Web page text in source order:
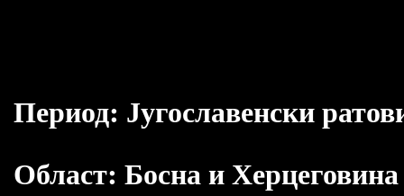
Период: Југославенски
Област: Босна и Херцеговина